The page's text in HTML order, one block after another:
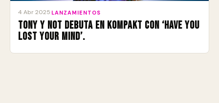
4 Abr 2025 LANZAMIENTOS
Tony y Not debuta en Kompakt con ‘Have You
Lost Your Mind’.